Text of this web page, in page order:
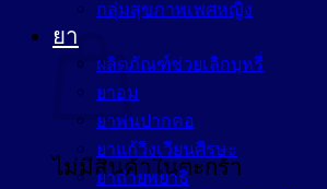
ตะกร้าสินค้า
ไม่มีสินค้าในตะกร้า
กลุ่มสุขภาพเพศหญิง
ยา
ผลิตภัณฑ์ช่วยเลิกบุหรี่
ยาอม
ยาพ่นปากคอ
ยาแก้วิงเวียนศีรษะ
ยาถ่ายพยาธิ